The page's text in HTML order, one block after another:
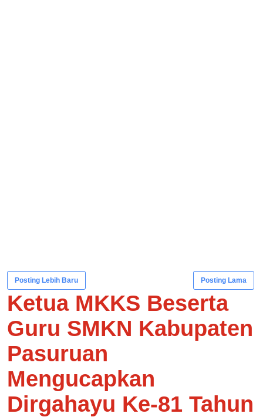
Posting Lebih Baru Posting Lama
Ketua MKKS Beserta
Guru SMKN Kabupaten
Pasuruan
Mengucapkan
Dirgahayu Ke-81 Tahun